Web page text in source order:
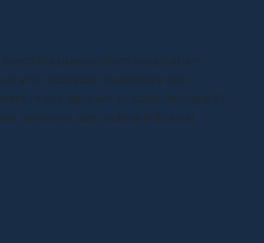
praesentium voluptatum
sint occaecati cupiditate non
id est laborum et dolorum fuga. Et
tempore, cum soluta nobis est